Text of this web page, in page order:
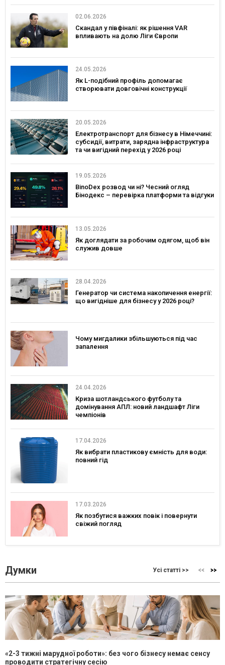
02.06.2026
Скандал у півфіналі: як рішення VAR
впливають на долю Ліги Європи
24.05.2026
Як L-подібний профіль допомагає
створювати довговічні конструкції
20.05.2026
Електротранспорт для бізнесу в Німеччині:
субсидії, витрати, зарядна інфраструктура
та чи вигідний перехід у 2026 році
19.05.2026
BinoDex розвод чи ні? Чесний огляд
Бінодекс – перевірка платформи та відгуки
13.05.2026
Як доглядати за робочим одягом, щоб він
служив довше
28.04.2026
Генератор чи система накопичення енергії:
що вигідніше для бізнесу у 2026 році?
Чому мигдалики збільшуються під час
запалення
24.04.2026
Криза шотландського футболу та
домінування АПЛ: новий ландшафт Ліги
чемпіонів
17.04.2026
Як вибрати пластикову ємність для води:
повний гід
17.03.2026
Як позбутися важких повік і повернути
свіжий погляд
Думки Усі статті >>
«2-3 тижні марудної роботи»: без чого бізнесу немає сенсу
проводити стратегічну сесію